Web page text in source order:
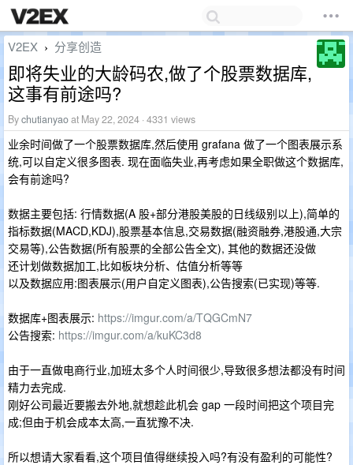
V2EX › 分享创造
即将失业的大龄码农,做了个股票数据库,
这事有前途吗?
Bychutianyaoat May 22, 2024 · 4331 views
业余时间做了一个股票数据库,然后使用 grafana 做了一个图表展示系
统,可以自定义很多图表. 现在面临失业,再考虑如果全职做这个数据库,
会有前途吗?
数据主要包括: 行情数据(A 股+部分港股美股的日线级别以上),简单的
指标数据(MACD,KDJ),股票基本信息,交易数据(融资融券,港股通,大宗
交易等),公告数据(所有股票的全部公告全文), 其他的数据还没做
还计划做数据加工,比如板块分析、估值分析等等
以及数据应用:图表展示(用户自定义图表),公告搜索(已实现)等等.
数据库+图表展示: https://imgur.com/a/TQGCmN7
公告搜索: https://imgur.com/a/kuKC3d8
由于一直做电商行业,加班太多个人时间很少,导致很多想法都没有时间
精力去完成.
刚好公司最近要搬去外地,就想趁此机会 gap 一段时间把这个项目完
成;但由于机会成本太高,一直犹豫不决.
所以想请大家看看,这个项目值得继续投入吗?有没有盈利的可能性?